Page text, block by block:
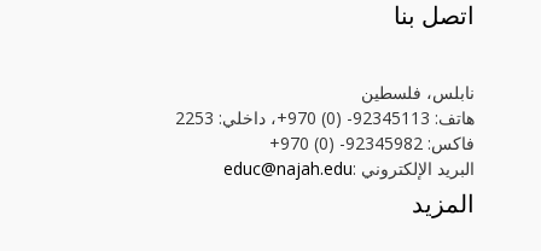
اتصل بنا
نابلس، فلسطين
هاتف: 92345113- (0) 970+، داخلي: 2253
فاكس: 92345982- (0) 970+
البريد الإلكتروني :educ@najah.edu
المزيد